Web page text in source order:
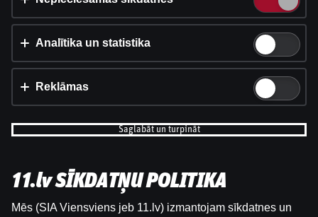
Iestatījumi un informācija
Analītika un statistika
Reklāmas
Saglabāt un turpināt
11.lv SĪKDATŅU POLITIKA
Mēs (SIA Viensviens jeb 11.lv) izmantojam sīkdatnes un